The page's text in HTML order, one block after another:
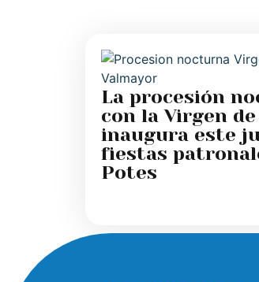
La procesión
con la Virgen
inaugura este
fiestas
Potes